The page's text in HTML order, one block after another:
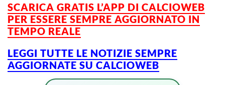
SCARICA GRATIS L’APP DI CALCIOWEB
PER ESSERE SEMPRE AGGIORNATO IN
TEMPO REALE
LEGGI TUTTE LE NOTIZIE SEMPRE
AGGIORNATE SU CALCIOWEB